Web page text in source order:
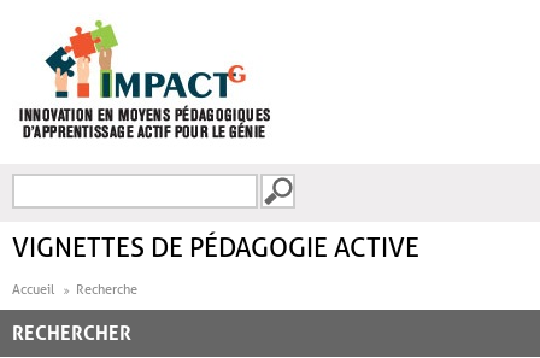
FORMULAIRE DE
VIGNETTES DE PÉDAGOGIE ACTIVE
Accueil Recherche
RECHERCHER